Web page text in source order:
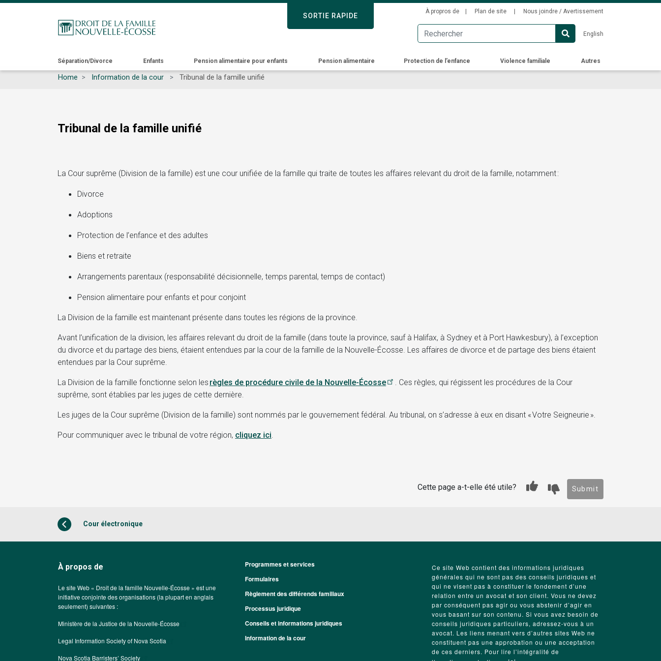
SORTIE RAPIDE
to
main
Secondary
Menu
À propros de Plan de site Nous joindre / Avertissement
English
SORTIE RAPIDE
Main
navigation
Séparation/Divorce Enfants Pension alimentaire pour enfants Pension alimentaire Protection de l’enfance Violence familiale Autres
Home Information de la cour Tribunal de la famille unifié
Tribunal de la famille unifié
La Cour suprême (Division de la famille) est une cour unifiée de la famille qui traite de toutes les affaires relevant du droit de la famille, notamment :
Divorce
Adoptions
Protection de l’enfance et des adultes
Biens et retraite
Arrangements parentaux (responsabilité décisionnelle, temps parental, temps de contact)
Pension alimentaire pour enfants et pour conjoint
La Division de la famille est maintenant présente dans toutes les régions de la province.
Avant l’unification de la division, les affaires relevant du droit de la famille (dans toute la province, sauf à Halifax, à Sydney et à Port Hawkesbury), à l’exception
du divorce et du partage des biens, étaient entendues par la cour de la famille de la Nouvelle-Écosse. Les affaires de divorce et de partage des biens étaient
entendues par la Cour suprême.
La Division de la famille fonctionne selon les règles de procédure civile de la Nouvelle-Écosse
. Ces règles, qui régissent les procédures de la Cour
suprême, sont établies par les juges de cette dernière.
Les juges de la Cour suprême (Division de la famille) sont nommés par le gouvernement fédéral. Au tribunal, on s’adresse à eux en disant « Votre Seigneurie ».
Pour communiquer avec le tribunal de votre région, cliquez ici
Cette page a-t-elle été utile? Submit
Cour électronique
À propos de
Le site Web « Droit de la famille Nouvelle-Écosse » est une
initiative conjointe des organisations (la plupart en anglais
seulement) suivantes :
Ministère de la Justice de la Nouvelle-Écosse
Legal Information Society of Nova Scotia
Nova Scotia Barristers’ Society
Footer
Programmes et services
Formulaires
Règlement des différends familiaux
Processus juridique
Conseils et informations juridiques
Information de la cour
Ce site Web contient des informations juridiques
générales qui ne sont pas des conseils juridiques et
qui ne visent pas à constituer le fondement d’une
relation entre un avocat et son client. Vous ne devez
par conséquent pas agir ou vous abstenir d’agir en
vous basant sur son contenu. Si vous avez besoin de
conseils juridiques particuliers, adressez-vous à un
avocat. Les liens menant vers d’autres sites Web ne
constituent pas une approbation ou une acceptation
de ces derniers. Pour lire l’intégralité de